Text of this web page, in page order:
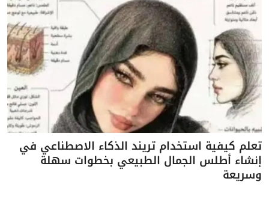
تعلم كيفية استخدام تريند الذكاء الاصطناعي في
إنشاء أطلس الجمال الطبيعي بخطوات سهلة
وسريعة